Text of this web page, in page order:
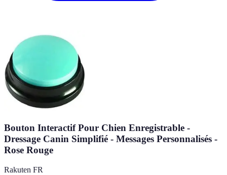
Bouton Interactif Pour Chien Enregistrable -
Dressage Canin Simplifié - Messages Personnalisés -
Rose Rouge
Rakuten FR